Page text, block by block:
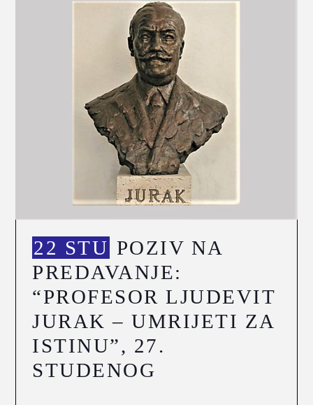
22 STU POZIV NA
PREDAVANJE:
“PROFESOR LJUDEVIT
JURAK – UMRIJETI ZA
ISTINU”, 27.
STUDENOG